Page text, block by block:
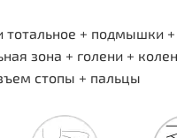
тотальное + подмышки +
зона + голени +
стопы + пальцы